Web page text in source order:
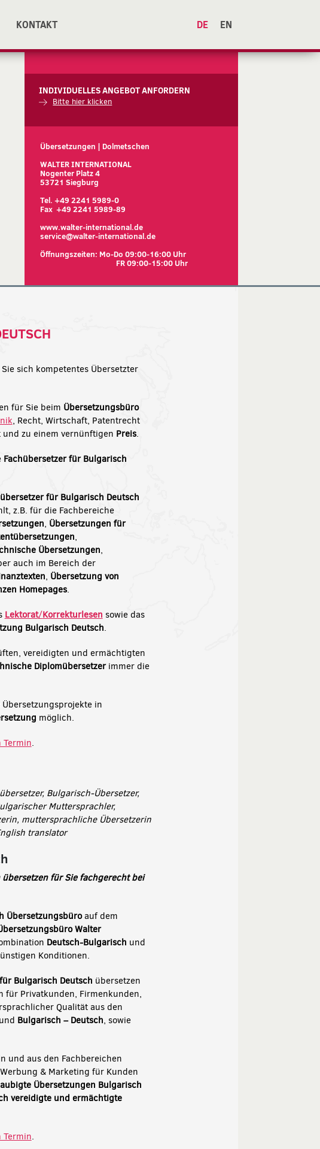
KONTAKT DE EN
INDIVIDUELLES ANGEBOT ANFORDERN
Bitte hier klicken
Übersetzungen | Dolmetschen
WALTER INTERNATIONAL
Nogenter Platz 4
53721 Siegburg
Tel. +49 2241 5989-0
Fax +49 2241 5989-89
www.walter-international.de
service@walter-international.de
Öffnungszeiten: Mo-Do 09:00-16:00 Uhr
FR 09:00-15:00 Uhr
sich kompetentes Übersetzter
für Sie beim Übersetzungsbüro
, Recht, Wirtschaft, Patentrecht
zu einem vernünftigen Preis.
Fachübersetzer für Bulgarisch
für Bulgarisch Deutsch
z.B. für die Fachbereiche
, Übersetzungen für
,
Übersetzungen,
auch im Bereich der
, Übersetzung von
Homepages.
Lektorat/Korrekturlesen sowie das
Bulgarisch Deutsch.
vereidigten und ermächtigten
Diplomübersetzerimmer die
in
möglich.
Termin.
Bulgarisch-Übersetzer,
Muttersprachler,
muttersprachliche Übersetzerin
translator
für Sie fachgerecht bei
Übersetzungsbüroauf dem
Walter
Deutsch-Bulgarisch und
Konditionen.
Bulgarisch Deutsch übersetzen
für Privatkunden, Firmenkunden,
Qualität aus den
und Bulgarisch – Deutsch, sowie
und aus den Fachbereichen
& Marketing für Kunden
Übersetzungen Bulgarisch
vereidigte und ermächtigte
Termin.